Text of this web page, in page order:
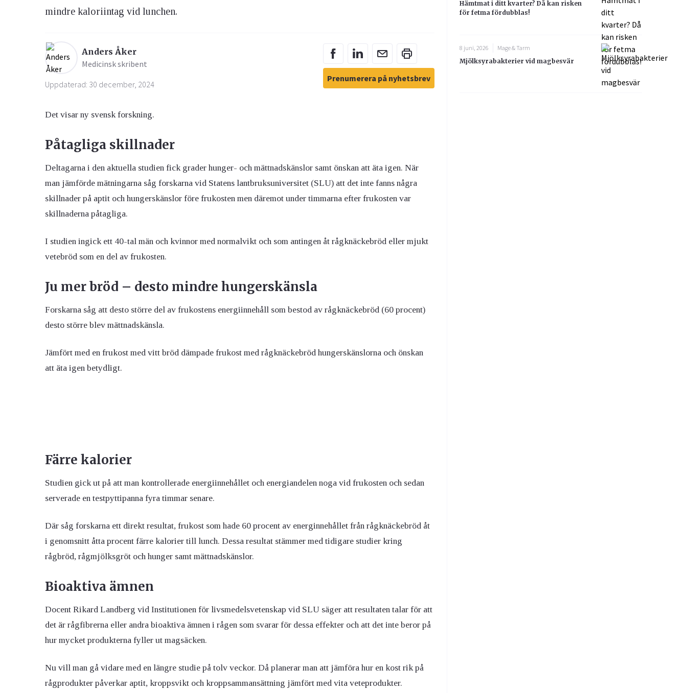
Övervikt
mindre kaloriintag vid lunchen.
Anders Åker
Medicinsk skribent
Uppdaterad: 30 december, 2024
Prenumerera på nyhetsbrev
Det visar ny svensk forskning.
Påtagliga skillnader
Deltagarna i den aktuella studien fick grader hunger- och mättnadskänslor samt önskan att äta igen. När
man jämförde mätningarna såg forskarna vid Statens lantbruksuniversitet (SLU) att det inte fanns några
skillnader på aptit och hungerskänslor före frukosten men däremot under timmarna efter frukosten var
skillnaderna påtagliga.
I studien ingick ett 40-tal män och kvinnor med normalvikt och som antingen åt rågknäckebröd eller mjukt
vetebröd som en del av frukosten.
Ju mer bröd – desto mindre hungerskänsla
Forskarna såg att desto större del av frukostens energiinnehåll som bestod av rågknäckebröd (60 procent)
desto större blev mättnadskänsla.
Jämfört med en frukost med vitt bröd dämpade frukost med rågknäckebröd hungerskänslorna och önskan
att äta igen betydligt.
Färre kalorier
Studien gick ut på att man kontrollerade energiinnehållet och energiandelen noga vid frukosten och sedan
serverade en testpyttipanna fyra timmar senare.
Där såg forskarna ett direkt resultat, frukost som hade 60 procent av energinnehållet från rågknäckebröd åt
i genomsnitt åtta procent färre kalorier till lunch. Dessa resultat stämmer med tidigare studier kring
rågbröd, rågmjölksgröt och hunger samt mättnadskänslor.
Bioaktiva ämnen
Docent Rikard Landberg vid Institutionen för livsmedelsvetenskap vid SLU säger att resultaten talar för att
det är rågfibrerna eller andra bioaktiva ämnen i rågen som svarar för dessa effekter och att det inte beror på
hur mycket produkterna fyller ut magsäcken.
Nu vill man gå vidare med en längre studie på tolv veckor. Då planerar man att jämföra hur en kost rik på
rågprodukter påverkar aptit, kroppsvikt och kroppsammansättning jämfört med vita veteprodukter.
Hämtmat i ditt kvarter? Då kan risken
för fetma fördubblas!
8 juni, 2026
Mage & Tarm
Mjölksyrabakterier vid magbesvär